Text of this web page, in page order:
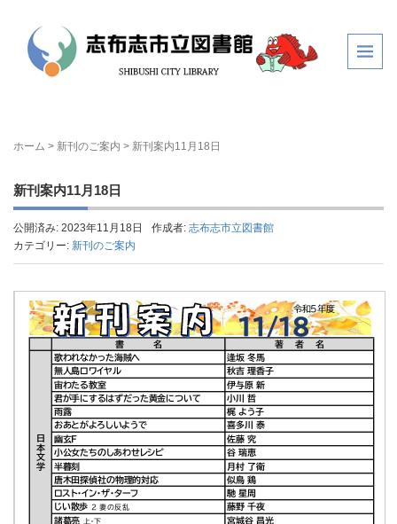
ホーム > 新刊のご案内 > 新刊案内11月18日
新刊案内11月18日
公開済み: 2023年11月18日 作成者: 志布志市立図書館
カテゴリー: 新刊のご案内